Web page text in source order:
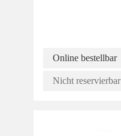
Online bestellbar
Nicht reservierbar